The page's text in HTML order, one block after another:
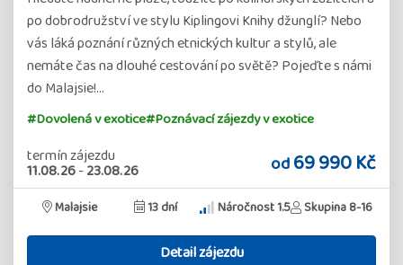
po dobrodružství ve stylu Kiplingovi Knihy džunglí? Nebo
vás láká poznání různých etnických kultur a stylů, ale
nemáte čas na dlouhé cestování po světě? Pojeďte s námi
do Malajsie!…
#Dovolená v exotice#Poznávací zájezdy v exotice
termín zájezdu
11.08.26-23.08.26 od69 990 Kč
Malajsie 13 dní Náročnost 1.5 Skupina 8-16
Detail zájezdu